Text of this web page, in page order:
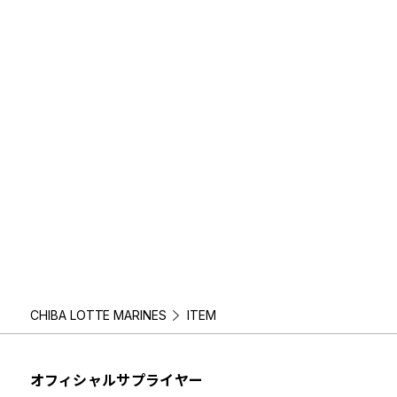
CHIBA LOTTE MARINES ITEM
オフィシャルサプライヤー